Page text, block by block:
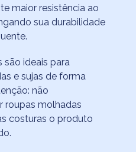
maior resistência ao
sua durabilidade
são ideais para
e sujas de forma
não
roupas molhadas
costuras o produto